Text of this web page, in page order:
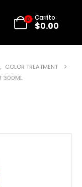
0 Carrito
$0.00
, COLOR TREATMENT
300ML